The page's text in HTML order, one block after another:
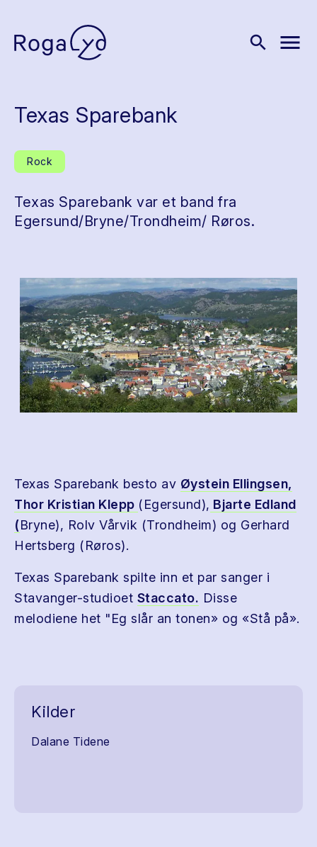
search menu
Texas Sparebank
Rock
Texas Sparebank var et band fra
Egersund/Bryne/Trondheim/ Røros.
Texas Sparebank besto av Øystein Ellingsen,
Thor Kristian Klepp (Egersund), Bjarte Edland
(Bryne), Rolv Vårvik (Trondheim) og Gerhard
Hertsberg (Røros).
Texas Sparebank spilte inn et par sanger i
Stavanger-studioet Staccato. Disse
melodiene het "Eg slår an tonen» og «Stå på».
Kilder
Dalane Tidene